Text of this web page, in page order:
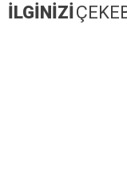
İLGİNİZİ